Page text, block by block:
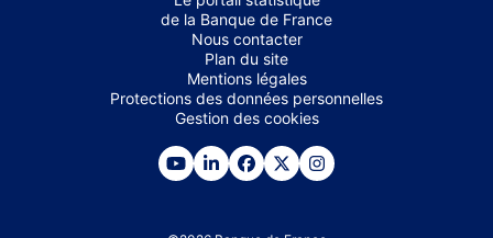
de la Banque de France
Nous contacter
Plan du site
Mentions légales
Protections des données personnelles
Gestion des cookies